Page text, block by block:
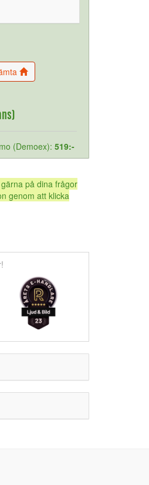
(Demoex): 519:-
på dina frågor
genom att klicka